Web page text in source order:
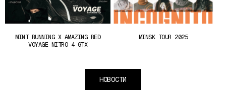
MINT RUNNING X AMAZING RED
VOYAGE NITRO 4 GTX
MINSK TOUR 2025